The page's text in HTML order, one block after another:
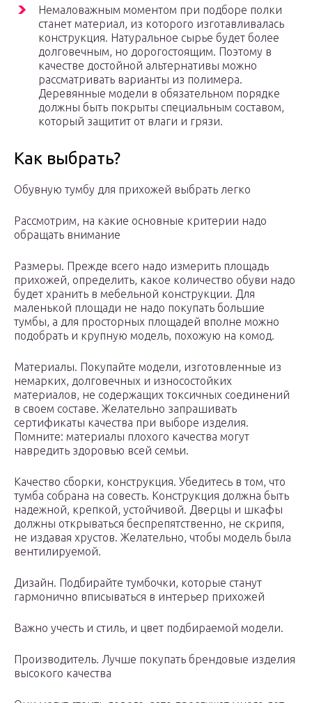
Немаловажным моментом при подборе полки
станет материал, из которого изготавливалась
конструкция. Натуральное сырье будет более
долговечным, но дорогостоящим. Поэтому в
качестве достойной альтернативы можно
рассматривать варианты из полимера.
Деревянные модели в обязательном порядке
должны быть покрыты специальным составом,
который защитит от влаги и грязи.
Как выбрать?
Обувную тумбу для прихожей выбрать легко
Рассмотрим, на какие основные критерии надо
обращать внимание
Размеры. Прежде всего надо измерить площадь
прихожей, определить, какое количество обуви надо
будет хранить в мебельной конструкции. Для
маленькой площади не надо покупать большие
тумбы, а для просторных площадей вполне можно
подобрать и крупную модель, похожую на комод.
Материалы. Покупайте модели, изготовленные из
немарких, долговечных и износостойких
материалов, не содержащих токсичных соединений
в своем составе. Желательно запрашивать
сертификаты качества при выборе изделия.
Помните: материалы плохого качества могут
навредить здоровью всей семьи.
Качество сборки, конструкция. Убедитесь в том, что
тумба собрана на совесть. Конструкция должна быть
надежной, крепкой, устойчивой. Дверцы и шкафы
должны открываться беспрепятственно, не скрипя,
не издавая хрустов. Желательно, чтобы модель была
вентилируемой.
Дизайн. Подбирайте тумбочки, которые станут
гармонично вписываться в интерьер прихожей
Важно учесть и стиль, и цвет подбираемой модели.
Производитель. Лучше покупать брендовые изделия
высокого качества